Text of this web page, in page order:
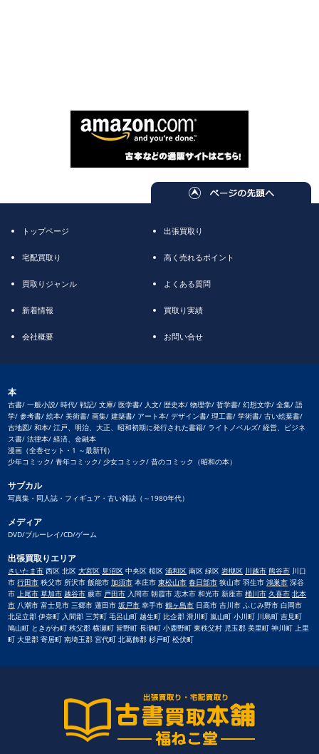
トップページ 出張買取り
宅配買取り 高く売れるポイント
買取りジャンル よくある質問
新着情報 買取り実績
会社概要 お問い合せ
本
古書/ 一般小説/ 時代/ 戦記/ 文庫/ 医学書/ 人文/ 歴史本/ 物理学/ 哲学書/ 幻想文学/ 全集/ 語
学/ 参考書/ 絵本/ 美術書/ 画集/ 建築書/ アート本/ デザイン書/ 理工書/ 学術書/ 古い絵葉書/
古地図/ 和本/ 江戸、明治、大正、昭和初期に発行された書籍/ ライトノベルズ/ 経営、ビジネ
ス書/ 法律本/ 経済、金融本
漫画（全巻セット・1 ～最新刊）
少年コミック/ 青年コミック/ 少女コミック/ 昔のコミック（昭和の本）
サブカル
写真集・同人誌・フィギュア・古い雑誌（～1980年代）
メディア
DVD/ブルーレイ/CD/ゲーム
出張買取りエリア
さいたま市 西区 北区大宮区 見沼区 中央区 桜区浦和区 南区 緑区岩槻区 川越市 熊谷市 川口
市行田市 秩父市 所沢市 飯能市加須市 本庄市東松山市 春日部市 狭山市 羽生市鴻巣市 深谷
市上尾市 草加市 越谷市 蕨市 戸田市 入間市 朝霞市 志木市 和光市 新座市桶川市 久喜市 北本
市 八潮市 富士見市 三郷市 蓮田市坂戸市 幸手市鶴ヶ島市 日高市 吉川市 ふじみ野市 白岡市
北足立郡 伊奈町 入間郡 三芳町 毛呂山町 越生町 比企郡 滑川町 嵐山町 小川町 川島町 吉見町
鳩山町 ときがわ町 秩父郡 横瀬町 皆野町 長瀞町 小鹿野町 東秩父村 児玉郡 美里町 神川町 上里
町 大里郡 寄居町 南埼玉郡 宮代町 北葛飾郡 杉戸町 松伏町